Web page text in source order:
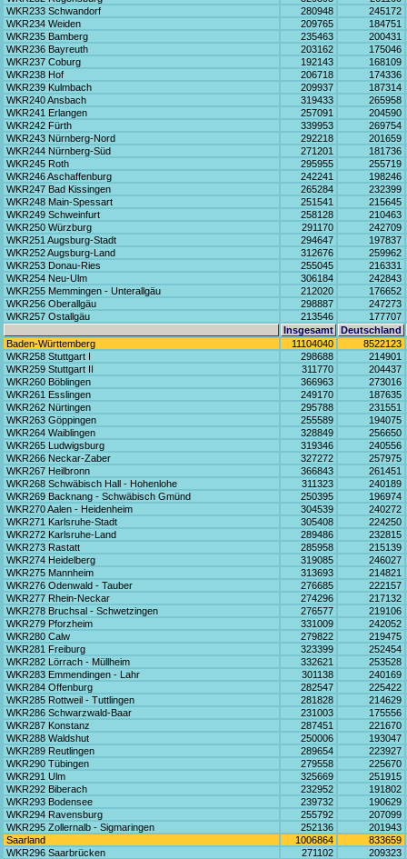
WKR233 Schwandorf
280948
245172
WKR234 Weiden
209765
184751
WKR235 Bamberg
235463
200431
WKR236 Bayreuth
203162
175046
WKR237 Coburg
192143
168109
WKR238 Hof
206718
174336
WKR239 Kulmbach
209937
187314
WKR240 Ansbach
319433
265958
WKR241 Erlangen
257091
204590
WKR242 Fürth
339953
269754
WKR243 Nürnberg-Nord
292218
201659
WKR244 Nürnberg-Süd
271201
181736
WKR245 Roth
295955
255719
WKR246 Aschaffenburg
242241
198246
WKR247 Bad Kissingen
265284
232399
WKR248 Main-Spessart
251541
215645
WKR249 Schweinfurt
258128
210463
WKR250 Würzburg
291170
242709
WKR251 Augsburg-Stadt
294647
197837
WKR252 Augsburg-Land
312676
259962
WKR253 Donau-Ries
255045
216331
WKR254 Neu-Ulm
306184
242843
WKR255 Memmingen - Unterallgäu
212020
176652
WKR256 Oberallgäu
298887
247273
WKR257 Ostallgäu
213546
177707
Insgesamt
Deutschland
Baden-Württemberg
11104040
8522123
WKR258 Stuttgart I
298688
214901
WKR259 Stuttgart II
311770
204437
WKR260 Böblingen
366963
273016
WKR261 Esslingen
249170
187635
WKR262 Nürtingen
295788
231551
WKR263 Göppingen
255589
194075
WKR264 Waiblingen
328849
256650
WKR265 Ludwigsburg
319346
240556
WKR266 Neckar-Zaber
327272
257975
WKR267 Heilbronn
366843
261451
WKR268 Schwäbisch Hall - Hohenlohe
311323
240189
WKR269 Backnang - Schwäbisch Gmünd
250395
196974
WKR270 Aalen - Heidenheim
304539
240272
WKR271 Karlsruhe-Stadt
305408
224250
WKR272 Karlsruhe-Land
289486
232815
WKR273 Rastatt
285958
215139
WKR274 Heidelberg
319085
246027
WKR275 Mannheim
313693
214821
WKR276 Odenwald - Tauber
276685
222157
WKR277 Rhein-Neckar
274296
217132
WKR278 Bruchsal - Schwetzingen
276577
219106
WKR279 Pforzheim
331009
242052
WKR280 Calw
279822
219475
WKR281 Freiburg
323399
252454
WKR282 Lörrach - Müllheim
332621
253528
WKR283 Emmendingen - Lahr
301138
240169
WKR284 Offenburg
282547
225422
WKR285 Rottweil - Tuttlingen
281828
214629
WKR286 Schwarzwald-Baar
231003
175556
WKR287 Konstanz
287451
221670
WKR288 Waldshut
250006
193047
WKR289 Reutlingen
289654
223927
WKR290 Tübingen
279558
225670
WKR291 Ulm
325669
251915
WKR292 Biberach
232952
191802
WKR293 Bodensee
239732
190629
WKR294 Ravensburg
255792
207099
WKR295 Zollernalb - Sigmaringen
252136
201943
Saarland
1006864
833659
WKR296 Saarbrücken
271102
209323